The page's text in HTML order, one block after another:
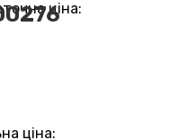
ціна:
ціна: